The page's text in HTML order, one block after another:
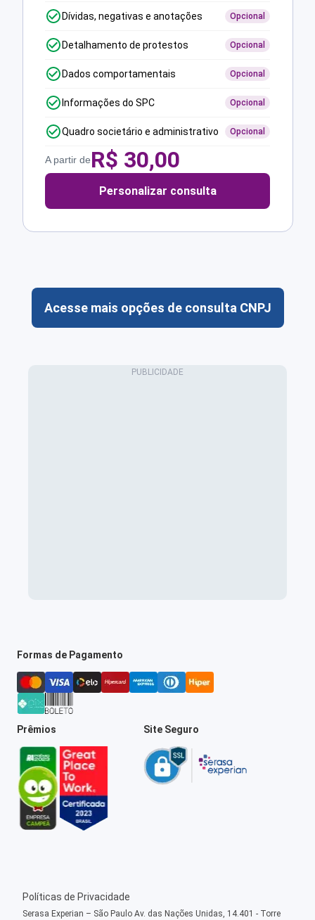
Dívidas, negativas e anotações Opcional
Detalhamento de protestos Opcional
Dados comportamentais Opcional
Informações do SPC Opcional
Quadro societário e administrativo Opcional
A partir deR$ 30,00
Personalizar consulta
Acesse mais opções de consulta CNPJ
Formas de Pagamento
Prêmios Site Seguro
Políticas de Privacidade
Serasa Experian – São Paulo Av. das Nações Unidas, 14.401 - Torre